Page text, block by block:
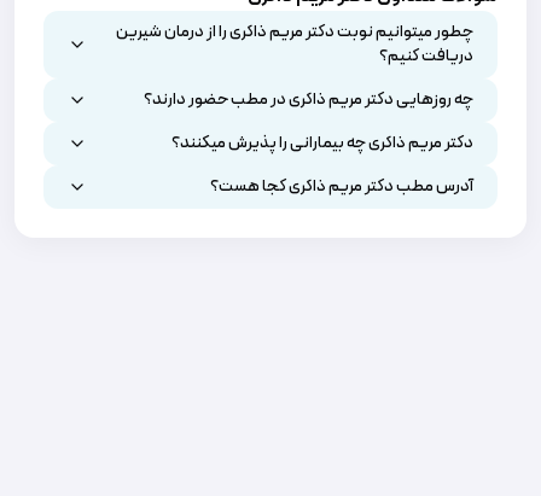
چطور میتوانیم نوبت دکتر مریم ذاکری را از درمان شیرین
دریافت کنیم؟
چه روزهایی دکتر مریم ذاکری در مطب حضور دارند؟
دکتر مریم ذاکری چه بیمارانی را پذیرش میکنند؟
آدرس مطب دکتر مریم ذاکری کجا هست؟